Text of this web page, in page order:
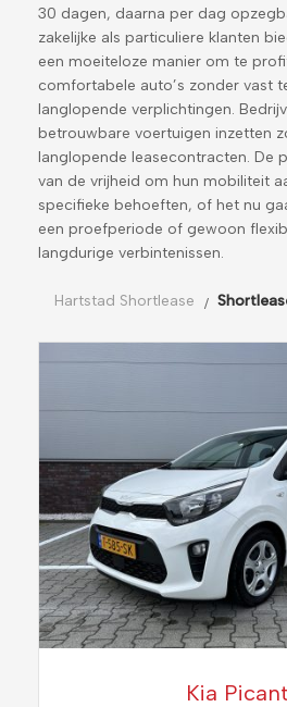
30 dagen, daarna per dag
zakelijke als particuliere klanten
een moeiteloze manier om te
comfortabele auto’s zonder vast
langlopende verplichtingen.
betrouwbare voertuigen inzetten
langlopende leasecontracten. De
van de vrijheid om hun mobiliteit
specifieke behoeften, of het nu
een proefperiode of gewoon
langdurige verbintenissen.
Hartstad Shortlease
Kia